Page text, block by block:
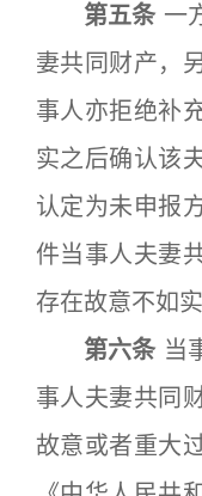
第五条 一
妻共同财产，
事人亦拒绝补
实之后确认该
认定为未申报
件当事人夫妻
存在故意不如
第六条 当
事人夫妻共同
故意或者重大